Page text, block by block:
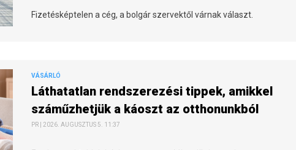
Fizetésképtelen a cég, a bolgár szervektől várnak választ.
VÁSÁRLÓ
Láthatatlan rendszerezési tippek, amikkel
száműzhetjük a káoszt az otthonunkból
PR | 2026. AUGUSZTUS 5. 11:37